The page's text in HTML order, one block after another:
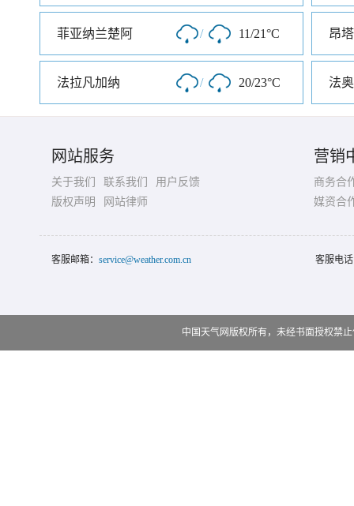
菲亚纳兰楚阿 / 11/21°C 昂
法拉凡加纳 / 20/23°C 法
网站服务
关于我们 联系我们
用户反馈
版权声明
网站律师
营销
商务合
媒资合
客服邮箱： service@weather.com.cn 客服电
中国天气网版权所有，未经书面授权